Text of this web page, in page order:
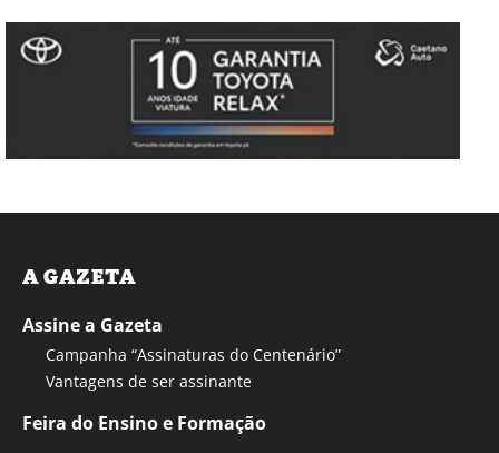
A GAZETA
Assine a Gazeta
Campanha “Assinaturas do Centenário”
Vantagens de ser assinante
Feira do Ensino e Formação